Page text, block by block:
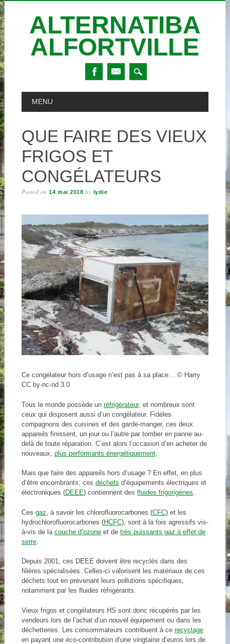
ALTERNATIBA
ALFORTVILLE
MAIN MENU
MENU
QUE FAIRE DES VIEUX
FRIGOS ET
CONGÉLATEURS
Posted on14 mai 2018 by lydie
Ce congélateur hors d’usage n’est pas à sa place… © Harry
CC by-nc-nd 3.0
Tous le monde possède un réfrigérateur, et nombreux sont
ceux qui disposent aussi d’un congélateur. Fidèles
compagnons des cuisines et des garde-manger, ces deux
appareils finissent, un jour ou l’autre par tomber en panne au-
delà de toute réparation. C’est alors l’occasion d’en acheter de
nouveaux, plus performants énergétiquement.
Mais que faire des appareils hors d’usage ? En effet, en plus
d’être encombrants, ces déchets d’équipements électriques et
électroniques (DEEE) contiennent des fluides frigorigènes.
Ces gaz , à savoir les chlorofluorocarbones (CFC) et les
hydrochlorofluorocarbones (HCFC), sont à la fois agressifs vis-
à-vis de la couche d’ozoneet de très puissants gaz à effet de
serre.
Depuis 2001, ces DEEE doivent être recyclés dans des
filières spécialisées. Celles-ci valorisent les matériaux de ces
déchets tout en prévenant leurs pollutions spécifiques,
notamment par les fluides réfrigérants.
Vieux frigos et congélateurs HS sont donc récupérés par les
vendeurs lors de l’achat d’un nouvel équipement ou dans les
déchetteries. Les consommateurs contribuent à ce recyclage
en payant une éco-contribution d’une vingtaine d’euros lors de